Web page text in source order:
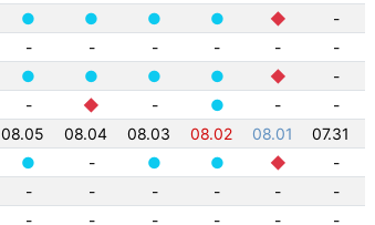
● ● ● ● ◆
-
- - - - -
-
● ● ● ● ◆
-
- ◆ - ● -
-
08.05 08.04 08.03 08.02 08.01
07.31
● - ● ● ◆
-
- - - - -
-
- - - - -
-